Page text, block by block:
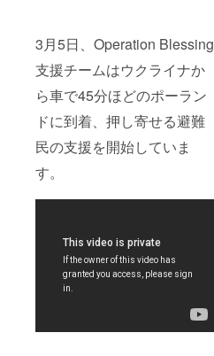
3月5日、Operation Blessing
支援チームはウクライナか
ら車で45分ほどのポーラン
ドに到着、押し寄せる避難
民の支援を開始していま
す。